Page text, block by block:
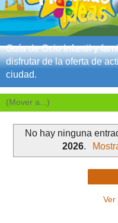
Guía de Ocio Infantil y
disfrutar de la oferta de
ciudad.
No hay ninguna
2026.
Ver